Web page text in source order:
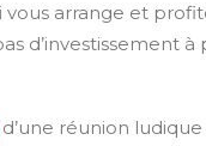
arrange et
d’investissement
d’une réunion